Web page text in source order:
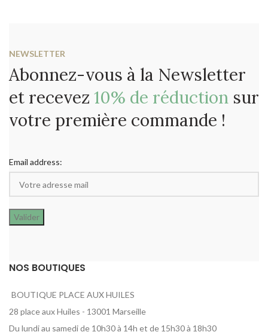
NEWSLETTER
Abonnez-vous à la Newsletter
et recevez 10% de réduction sur
votre première commande !
Email address:
NOS BOUTIQUES
BOUTIQUE PLACE AUX HUILES
28 place aux Huiles - 13001 Marseille
Du lundi au samedi de 10h30 à 14h et de 15h30 à 18h30